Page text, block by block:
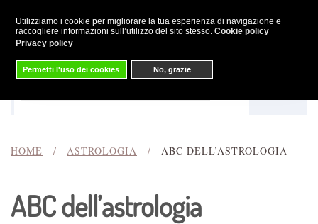
Utilizziamo i cookie per migliorare la tua esperienza di navigazione e
raccogliere informazioni sull’utilizzo del sito stesso. Cookie policy
Privacy policy
Permetti l'uso dei cookies No, grazie
Skip to main content
HOME ASTROLOGIA ABC DELL’ASTROLOGIA
ABC dell’astrologia